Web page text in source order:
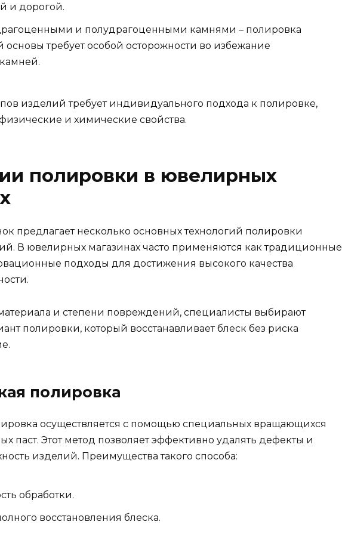
и дорогой.
и полудрагоценными камнями – полировка
основы требует особой осторожности во избежание
изделий требует индивидуального подхода к полировке,
и химические свойства.
полировки в ювелирных
предлагает несколько основных технологий полировки
В ювелирных магазинах часто применяются как традиционные
подходы для достижения высокого качества
и степени повреждений, специалисты выбирают
полировки, который восстанавливает блеск без риска
полировка
осуществляется с помощью специальных вращающихся
паст. Этот метод позволяет эффективно удалять дефекты и
изделий. Преимущества такого способа:
обработки.
восстановления блеска.